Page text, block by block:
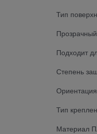
Тип
Подходит
Степень
Тип
Материал